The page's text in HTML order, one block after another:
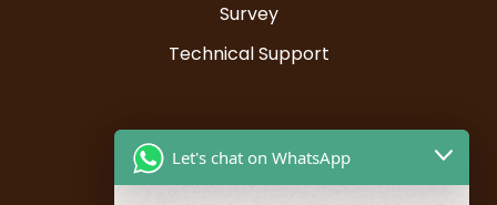
Survey
Technical Support
Resources
Let's chat on WhatsApp